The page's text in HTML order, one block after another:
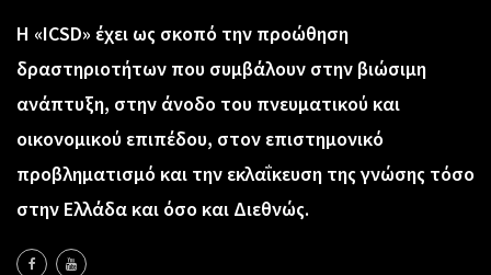
Η «ICSD» έχει ως σκοπό την προώθηση
δραστηριοτήτων που συμβάλουν στην βιώσιμη
ανάπτυξη, στην άνοδο του πνευματικού και
οικονομικού επιπέδου, στον επιστημονικό
προβληματισμό και την εκλαΐκευση της γνώσης τόσο
στην Ελλάδα και όσο και Διεθνώς.